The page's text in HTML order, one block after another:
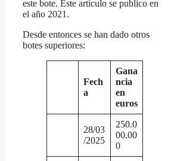
este bote. Este artículo se publico en
el año 2021.
Desde entonces se han dado otros
botes superiores:
Fech
a
Gana
ncia
en
euros
28/03
/2025
250.0
00.00
0